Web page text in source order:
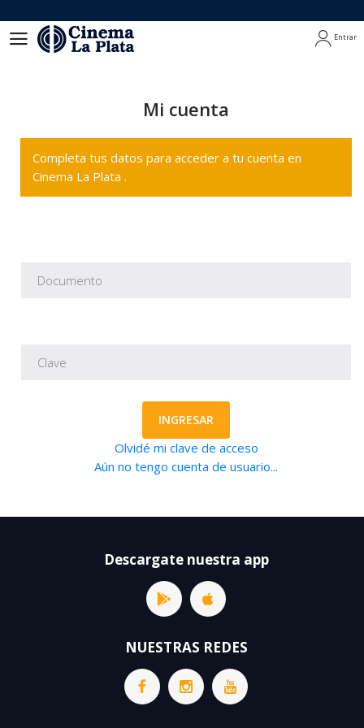
Entrar
Mi cuenta
Completa tus datos para acceder a tu cuenta en
Cinema La Plata .
INGRESAR
Olvidé mi clave de acceso
Aún no tengo cuenta de usuario...
Descargate nuestra app
NUESTRAS REDES